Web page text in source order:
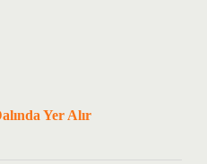
Yer Alır